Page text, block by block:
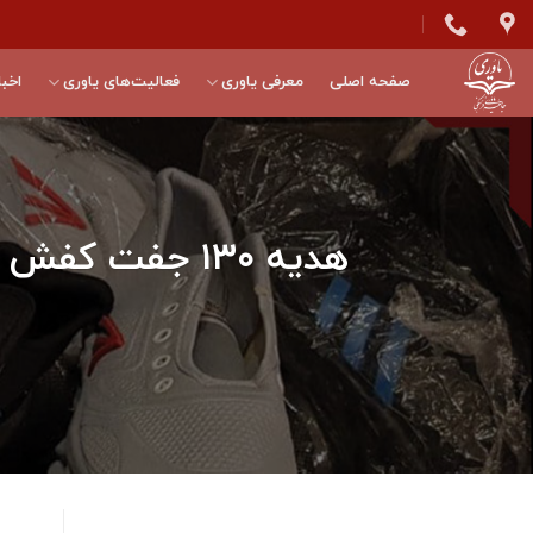
Skip
to
content
صفحه اصلی معرفی یاوری فعالیت‌های یاوری
هدیه ۱۳۰